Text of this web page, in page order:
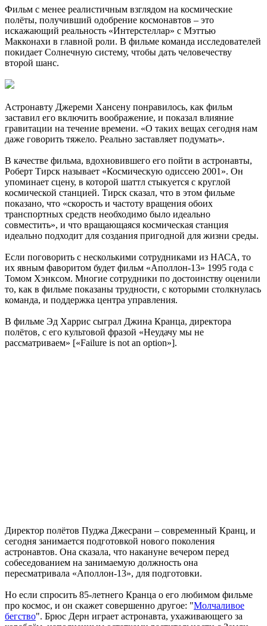
Фильм с менее реалистичным взглядом на космические
полёты, получивший одобрение космонавтов – это
искажающий реальность «Интерстеллар» с Мэттью
Макконахи в главной роли. В фильме команда исследователей
покидает Солнечную систему, чтобы дать человечеству
второй шанс.
Астронавту Джереми Хансену понравилось, как фильм
заставил его включить воображение, и показал влияние
гравитации на течение времени. «О таких вещах сегодня нам
даже говорить тяжело. Реально заставляет подумать».
В качестве фильма, вдохновившего его пойти в астронавты,
Роберт Тирск называет «Космическую одиссею 2001». Он
упоминает сцену, в которой шаттл стыкуется с круглой
космической станцией. Тирск сказал, что в этом фильме
показано, что «скорость и частоту вращения обоих
транспортных средств необходимо было идеально
совместить», и что вращающаяся космическая станция
идеально подходит для создания пригодной для жизни среды.
Если поговорить с несколькими сотрудниками из НАСА, то
их явным фаворитом будет фильм «Аполлон-13» 1995 года с
Томом Хэнксом. Многие сотрудники по достоинству оценили
то, как в фильме показаны трудности, с которыми столкнулась
команда, и поддержка центра управления.
В фильме Эд Харрис сыграл Джина Кранца, директора
полётов, с его культовой фразой «Неудачу мы не
рассматриваем» [«Failure is not an option»].
Директор полётов Пуджа Джесрани – современный Кранц, и
сегодня занимается подготовкой нового поколения
астронавтов. Она сказала, что накануне вечером перед
собеседованием на занимаемую должность она
пересматривала «Аполлон-13», для подготовки.
Но если спросить 85-летнего Кранца о его любимом фильме
про космос, и он скажет совершенно другое: "Молчаливое
бегство". Брюс Дерн играет астронавта, ухаживающего за